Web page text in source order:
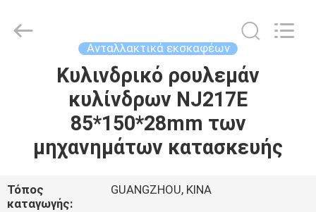
ΠΡΟΪΌΝΤΑ
ΠΕΡΊΠΟΥ
ΕΜΕΊΣ
Trade
Ανταλλακτικά εκσκαφέων
Κυλινδρικό ρουλεμάν
κυλίνδρων NJ217E
85*150*28mm των
μηχανημάτων κατασκευής
Τόπος
καταγωγής:
GUANGZHOU, ΚΙΝΑ